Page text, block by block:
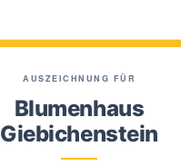
AUSZEICHNUNG FÜR
Blumenhaus
Giebichenstein